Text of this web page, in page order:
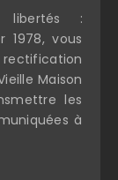
libertés :
vous
Maison
les
à